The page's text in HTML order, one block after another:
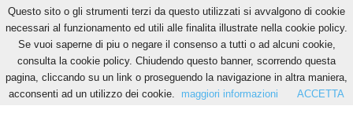
Home Tags Coppa d’Africa
Coppa d’Africa
Questo sito o gli strumenti terzi da questo utilizzati si avvalgono di cookie
necessari al funzionamento ed utili alle finalita illustrate nella cookie policy.
Se vuoi saperne di piu o negare il consenso a tutti o ad alcuni cookie,
consulta la cookie policy. Chiudendo questo banner, scorrendo questa
pagina, cliccando su un link o proseguendo la navigazione in altra maniera,
acconsenti ad un utilizzo dei cookie.
maggiori informazioni ACCETTA